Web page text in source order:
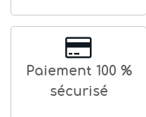
Paiement 100 %
sécurisé